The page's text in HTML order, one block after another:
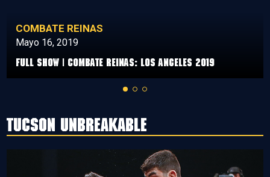
COMBATE REINAS
Mayo 16, 2019
Full Show | Combate Reinas: Los Angeles 2019
Tucson Unbreakable